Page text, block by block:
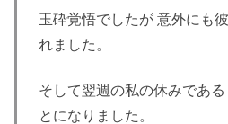
玉砕覚悟でしたが 意外にも
れました。
そして翌週の私の休みであ
とになりました。